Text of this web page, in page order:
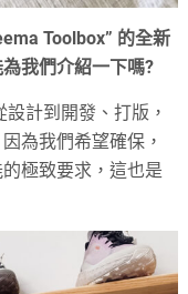
Toolbox” 的全新
我們介紹一下嗎?
計到開發、打版，
為我們希望確保，
極致要求，這也是